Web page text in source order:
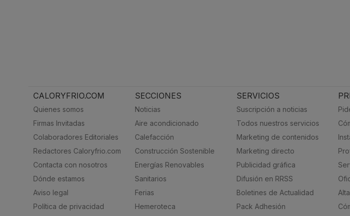
CALORYFRIO.COM
Quienes somos
Firmas Invitadas
Colaboradores Editoriales
Redactores Caloryfrio.com
Contacta con nosotros
Dónde estamos
Aviso legal
Política de privacidad
SECCIONES
Noticias
Aire acondicionado
Calefacción
Construcción Sostenible
Energías Renovables
Sanitarios
Ferias
Hemeroteca
SERVICIOS
Suscripción a noticias
Todos nuestros servicios
Marketing de contenidos
Marketing directo
Publicidad gráfica
Difusión en RRSS
Boletines de Actualidad
Pack Adhesión